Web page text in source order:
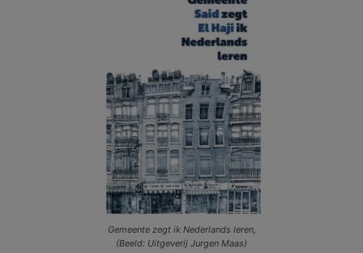
Gemeente zegt ik Nederlands leren,
(Beeld: Uitgeverij Jurgen Maas)